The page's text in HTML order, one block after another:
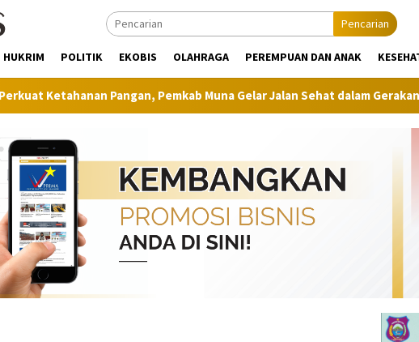
Pencarian
HUKRIM POLITIK EKOBIS OLAHRAGA PEREMPUAN DAN ANAK
Pemkab Muna Gelar Jalan Sehat dalam Gerakan Muna Makan